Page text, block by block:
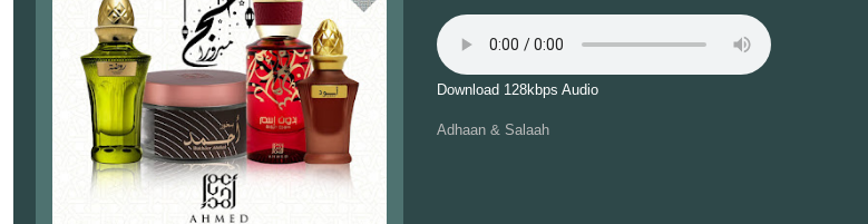
Download 128kbps Audio
Adhaan & Salaah